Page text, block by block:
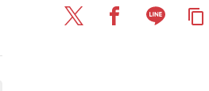
2025/4/3：15本のレビューを
content_copy